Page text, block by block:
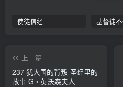
使徒信经
上一篇
237 犹大国的背叛-圣经里的
故事 G‧英沃森夫人